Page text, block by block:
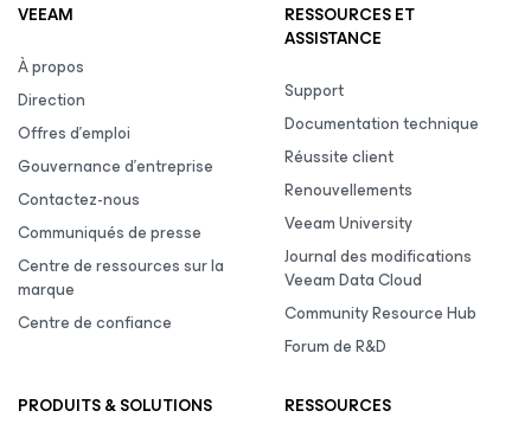
VEEAM
À propos
Direction
Offres d’emploi
Gouvernance d’entreprise
Contactez-nous
Communiqués de presse
Centre de ressources sur la
marque
Centre de confiance
RESSOURCES ET
ASSISTANCE
Support
Documentation technique
Réussite client
Renouvellements
Veeam University
Journal des modifications
Veeam Data Cloud
Community Resource Hub
Forum de R&D
PRODUITS & SOLUTIONS
RESSOURCES